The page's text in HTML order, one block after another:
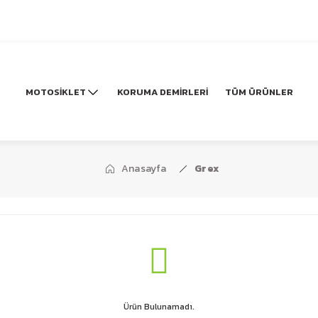
MOTOSİKLET KORUMA DEMİRLERİ TÜM ÜRÜNLER
Anasayfa Grex
Ürün Bulunamadı.